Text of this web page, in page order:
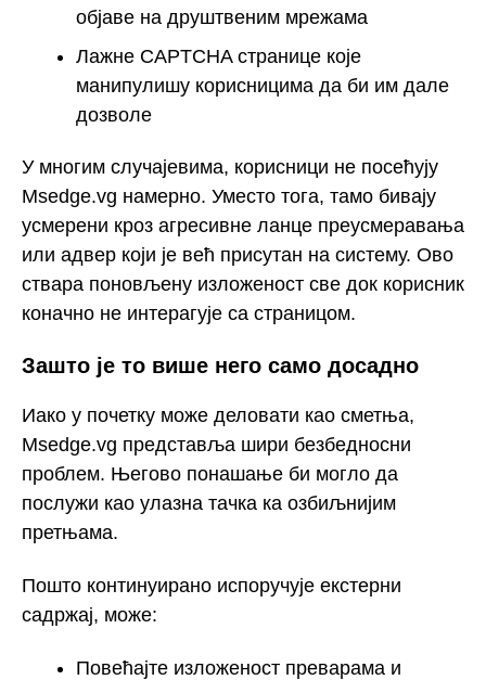
објаве на друштвеним мрежама
Лажне CAPTCHA странице које
манипулишу корисницима да би им дале
дозволе
У многим случајевима, корисници не посећују
Msedge.vg намерно. Уместо тога, тамо бивају
усмерени кроз агресивне ланце преусмеравања
или адвер који је већ присутан на систему. Ово
ствара поновљену изложеност све док корисник
коначно не интерагује са страницом.
Зашто је то више него само досадно
Иако у почетку може деловати као сметња,
Msedge.vg представља шири безбедносни
проблем. Његово понашање би могло да
послужи као улазна тачка ка озбиљнијим
претњама.
Пошто континуирано испоручује екстерни
садржај, може:
Повећајте изложеност преварама и